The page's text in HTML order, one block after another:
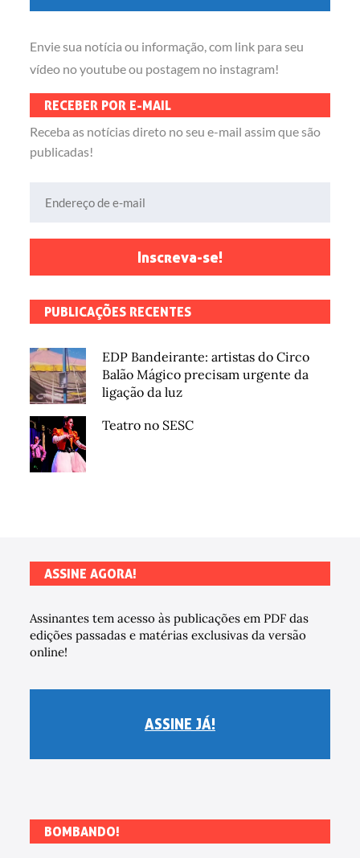
Envie sua notícia ou informação, com link para seu
vídeo no youtube ou postagem no instagram!
RECEBER POR E-MAIL
Receba as notícias direto no seu e-mail assim que são
publicadas!
Inscreva-se!
PUBLICAÇÕES RECENTES
EDP Bandeirante: artistas do Circo
Balão Mágico precisam urgente da
ligação da luz
Teatro no SESC
ASSINE AGORA!
Assinantes tem acesso às publicações em PDF das
edições passadas e matérias exclusivas da versão
online!
ASSINE JÁ!
BOMBANDO!